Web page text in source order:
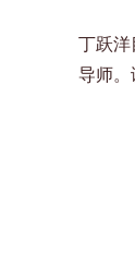
丁跃洋
导师。